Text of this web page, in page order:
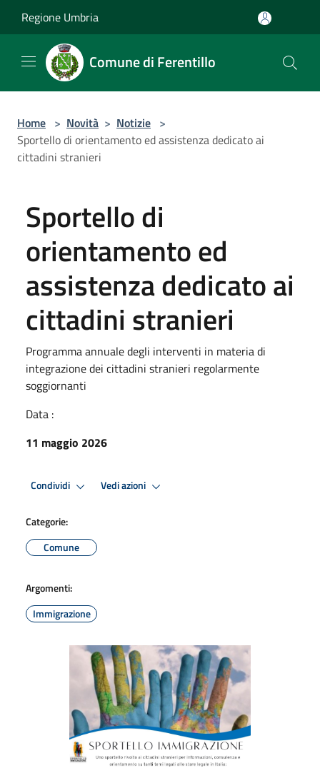
Regione Umbria
Comune di Ferentillo
Home > Novità > Notizie >
Sportello di orientamento ed assistenza dedicato ai
cittadini stranieri
Sportello di
orientamento ed
assistenza dedicato ai
cittadini stranieri
Programma annuale degli interventi in materia di
integrazione dei cittadini stranieri regolarmente
soggiornanti
Data :
11 maggio 2026
Condividi Vedi azioni
Categorie:
Comune
Argomenti:
Immigrazione